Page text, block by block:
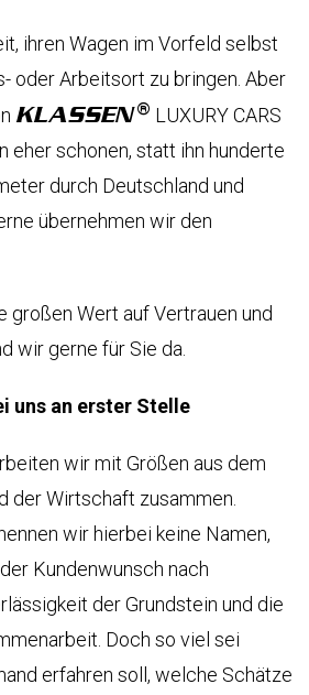
ihren Wagen im Vorfeld selbst
oder Arbeitsort zu bringen. Aber
KLASSEN
LUXURY CARS
eher schonen, statt ihn hunderte
durch Deutschland und
übernehmen wir den
großen Wert auf Vertrauen und
wir gerne für Sie da.
uns an erster Stelle
wir mit Größen aus dem
der Wirtschaft zusammen.
wir hierbei keine Namen,
Kundenwunsch nach
der Grundstein und die
Doch so viel sei
erfahren soll, welche Schätze